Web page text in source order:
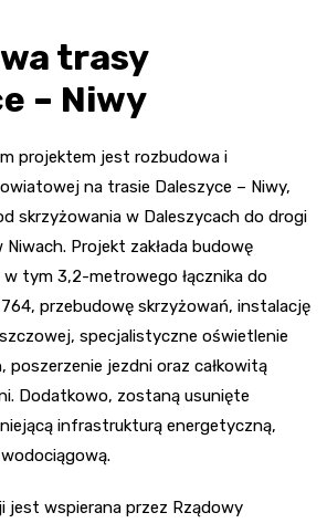
trasy
– Niwy
projektem jest rozbudowa i
na trasie Daleszyce – Niwy,
skrzyżowania w Daleszycach do drogi
Projekt zakłada budowę
tym 3,2-metrowego łącznika do
przebudowę skrzyżowań, instalację
specjalistyczne oświetlenie
poszerzenie jezdni oraz całkowitą
Dodatkowo, zostaną usunięte
infrastrukturą energetyczną,
jest wspierana przez Rządowy